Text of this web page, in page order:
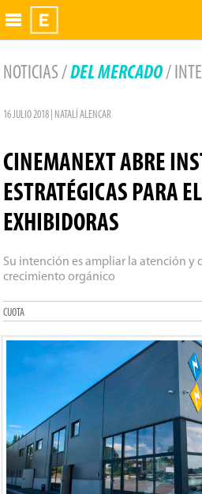
Exhibidor
NOTICIAS /DEL MERCADO/
16 JULIO 2018 | NATALÍ ALENCAR
CINEMANEXT ABRE
ESTRATÉGICAS PARA
EXHIBIDORAS
Su intención es ampliar la atención y
crecimiento orgánico
CUOTA